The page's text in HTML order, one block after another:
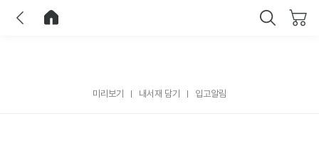
미리보기 내서재 담기 입고알림